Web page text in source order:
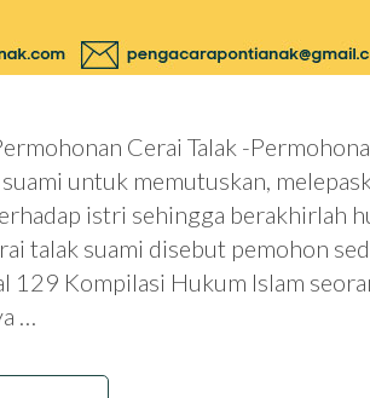
Cerai Talak -
untuk memutuskan,
istri sehingga berakhirlah
talak suami disebut pemohon
129 Kompilasi Hukum Islam
…